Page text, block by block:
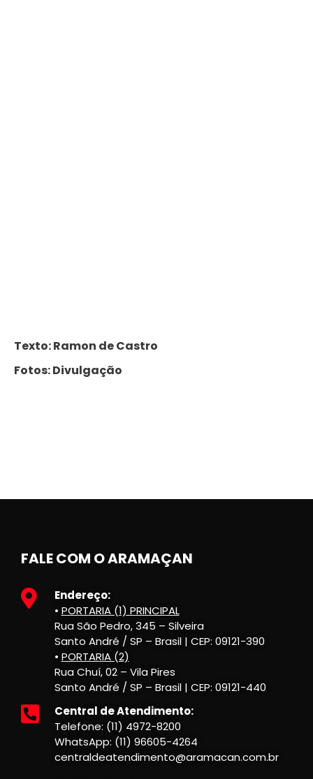
Texto: Ramon de Castro
Fotos: Divulgação
FALE COM O ARAMAÇAN
Endereço:
• PORTARIA (1) PRINCIPAL
Rua São Pedro, 345 – Silveira
Santo André / SP – Brasil | CEP: 09121-390
• PORTARIA (2)
Rua Chuí, 02 – Vila Pires
Santo André / SP – Brasil | CEP: 09121-440
Central de Atendimento:
Telefone: (11) 4972-8200
WhatsApp: (11) 96605-4264
centraldeatendimento@aramacan.com.br